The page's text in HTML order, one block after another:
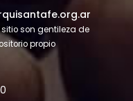
son gentileza de
propio